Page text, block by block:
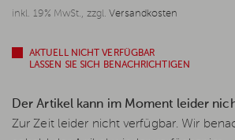
inkl. 19% MwSt., zzgl.Versandkosten
AKTUELL NICHT VERFÜGBAR
LASSEN SIE SICH BENACHRICHTIGEN
Der Artikel kann im Moment leider
Zur Zeit leider nicht verfügbar. Wir